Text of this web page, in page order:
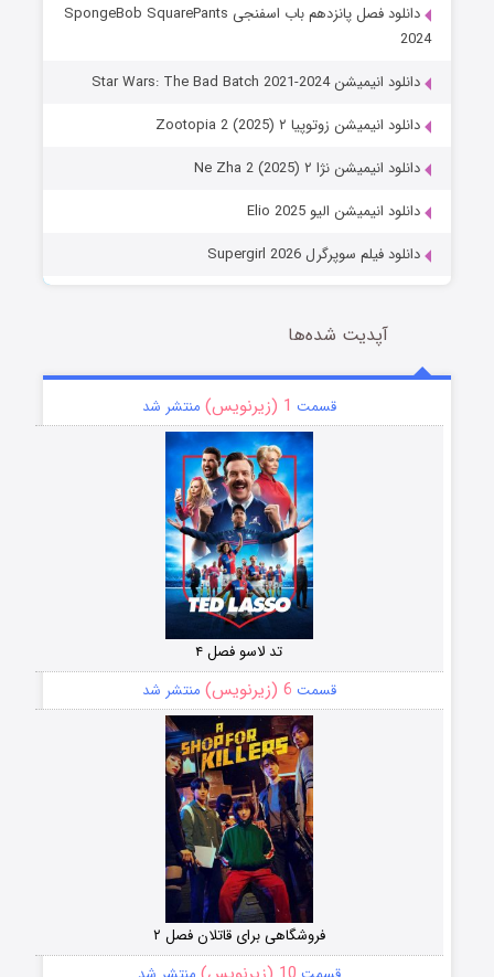
دانلود فصل پانزدهم باب اسفنجی SpongeBob SquarePants
2024
دانلود انیمیشن Star Wars: The Bad Batch 2021-2024
دانلود انیمیشن زوتوپیا ۲ Zootopia 2 (2025)
دانلود انیمیشن نژا ۲ Ne Zha 2 (2025)
دانلود انیمیشن الیو Elio 2025
دانلود فیلم سوپرگرل Supergirl 2026
آپدیت شده‌ها
قسمت 1 (زیرنویس) منتشر شد
تد لاسو فصل ۴
قسمت 6 (زیرنویس) منتشر شد
فروشگاهی برای قاتلان فصل ۲